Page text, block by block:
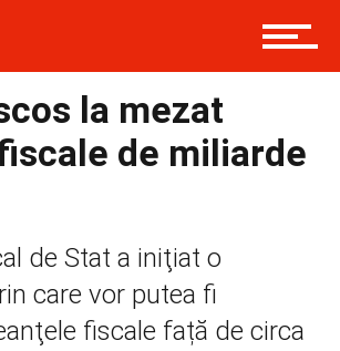
la mezat
de miliarde
de Stat a iniţiat o
care vor putea fi
fiscale față de circa